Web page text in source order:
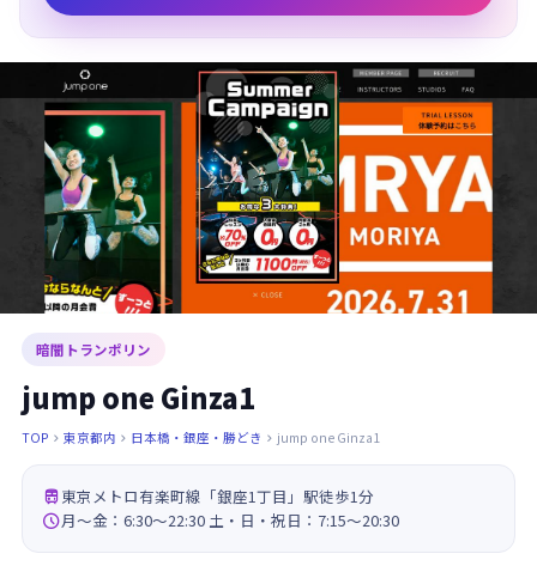
暗闇トランポリン
jump one Ginza1
TOP  東京都内  日本橋・銀座・勝どき  jump one Ginza1
東京メトロ有楽町線「銀座1丁目」駅徒歩1分
月～金：6:30～22:30 土・日・祝日：7:15～20:30